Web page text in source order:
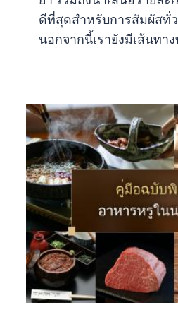
ดีที่สุดสำหรับการสัมผัสทั่
นอกจากนี้เรายังมีเส้นทา